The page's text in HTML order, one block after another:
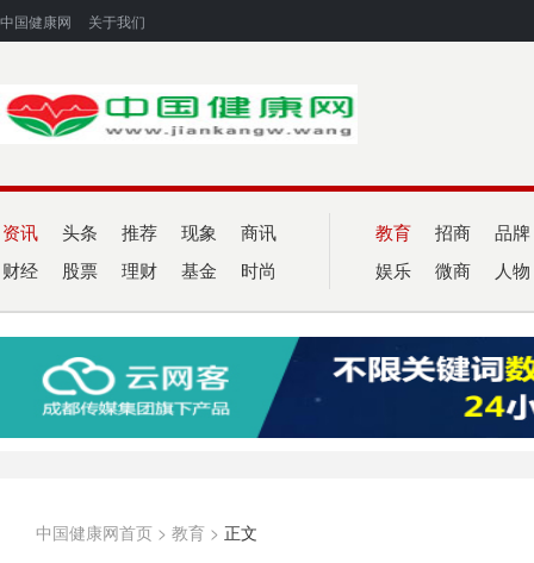
中国健康网 关于我们
资讯 头条 推荐 现象 商讯
财经 股票 理财 基金 时尚
教育 招商 品牌
娱乐 微商 人物
中国健康网首页 > 教育 > 正文